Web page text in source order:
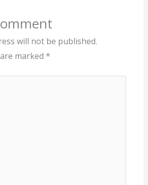
will not be published.
marked *